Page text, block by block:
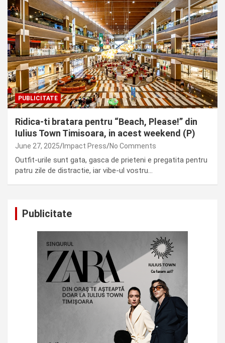
PUBLICITATE
Ridica-ti bratara pentru “Beach, Please!” din
Iulius Town Timisoara, in acest weekend (P)
June 27, 2025 Impact Press No Comments
Outfit-urile sunt gata, gasca de prieteni e pregatita pentru
patru zile de distractie, iar vibe-ul vostru…
Publicitate